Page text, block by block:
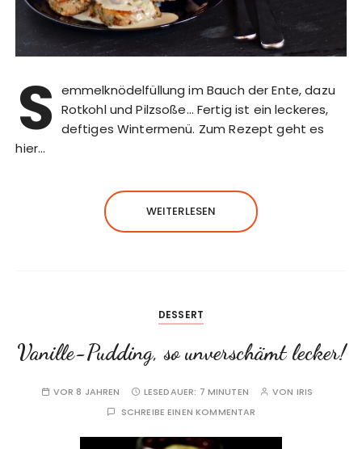
S emmelknödelfüllung im Bauch der Ente, dazu
Rotkohl und Pilzsoße… Fertig ist ein leckeres,
deftiges Wintermenü. Zum Rezept geht es
hier…
WEITERLESEN
DESSERT
Vanille-Pudding, so unverschämt lecker!
VOR 8 JAHREN LESEDAUER: 7 MINUTEN VON IRIS
SCHREIBE EINEN KOMMENTAR